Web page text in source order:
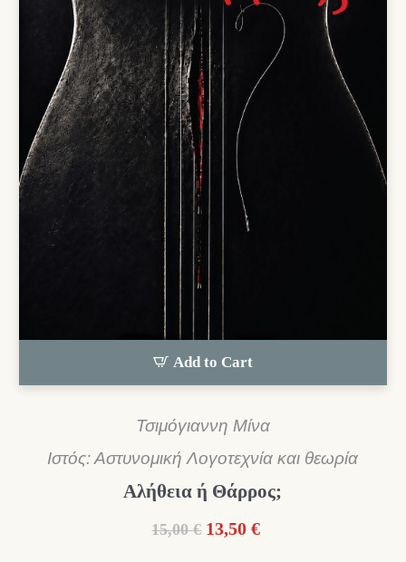
Add to Cart
Τσιμόγιαννη Μίνα
Ιστός: Αστυνομική Λογοτεχνία και θεωρία
Αλήθεια ή Θάρρος;
15,00 € Original
13,50 €Η